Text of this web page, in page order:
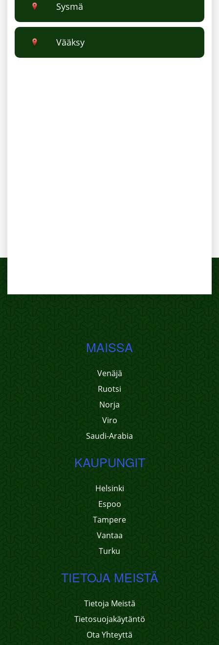
Sysmä
Vääksy
MAISSA
Venäjä
Ruotsi
Norja
Viro
Saudi-Arabia
KAUPUNGIT
Helsinki
Espoo
Tampere
Vantaa
Turku
TIETOJA MEISTÄ
Tietoja Meistä
Tietosuojakäytäntö
Ota Yhteyttä